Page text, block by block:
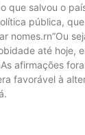
que salvou o
pública,
nomes.rn”Ou
até hoje,
afirmações
favorável à